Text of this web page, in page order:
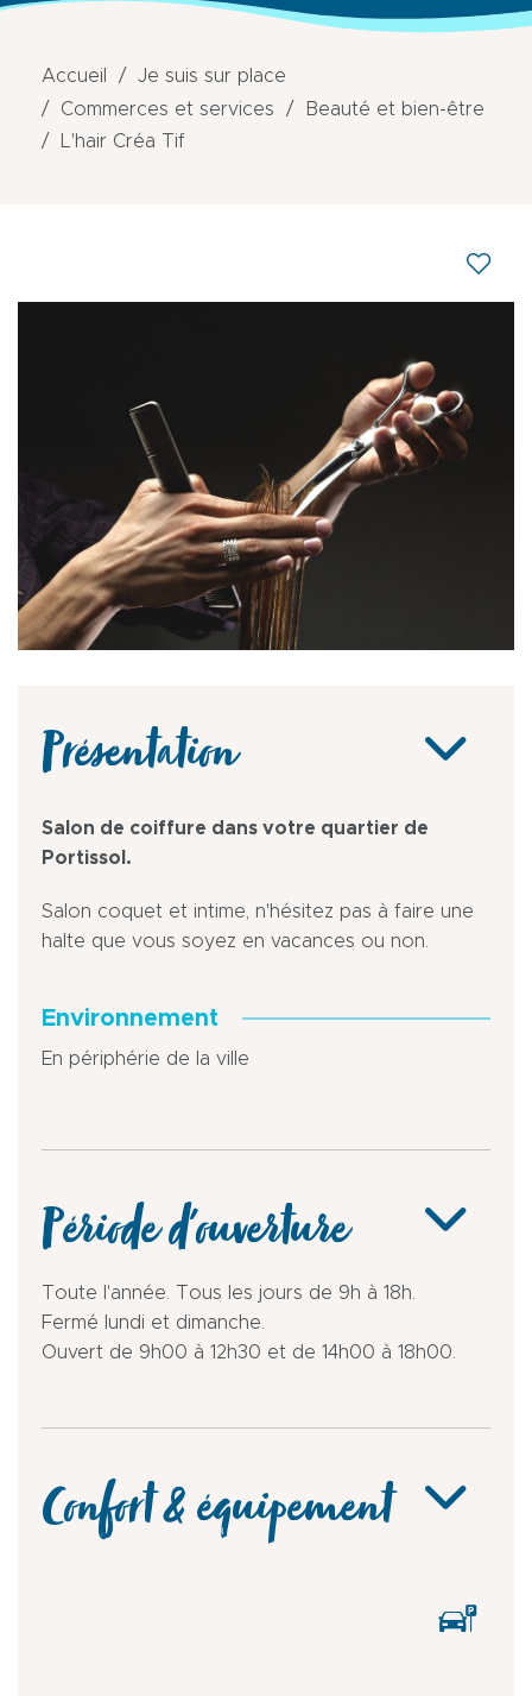
Accueil
Je suis sur place
Commerces et services
Beauté et bien-être
L'hair Créa Tif
Présentation
Salon de coiffure dans votre quartier de
Portissol.
Salon coquet et intime, n'hésitez pas à faire une
halte que vous soyez en vacances ou non.
Environnement
En périphérie de la ville
Période d'ouverture
Toute l'année. Tous les jours de 9h à 18h.
Fermé lundi et dimanche.
Ouvert de 9h00 à 12h30 et de 14h00 à 18h00.
Confort & équipement